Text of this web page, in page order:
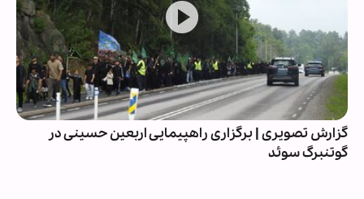
گزارش تصویری | برگزاری راهپیمایی اربعین حسینی در
گوتنبرگ سوئد